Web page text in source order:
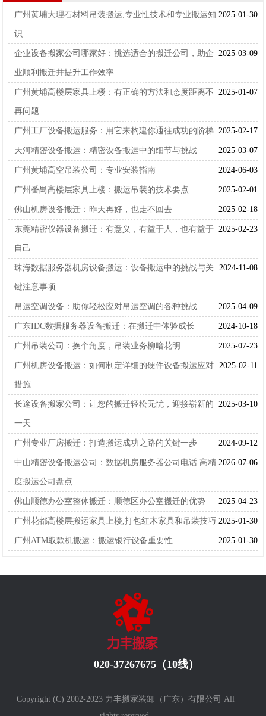
2025-01-30
广州黄埔大理石材料吊装搬运,专业性技术和专业搬运知
识
2025-03-09
企业设备搬家公司哪家好：挑选适合的搬迁公司，助企
业顺利搬迁并提升工作效率
2025-01-07
广州黄埔高楼层家具上楼：有正确的方法和态度距离不
再问题
2025-02-17
广州工厂设备搬运服务：用它来构建你通往成功的阶梯
2025-03-07
天河精密设备搬运：精密设备搬运中的细节与挑战
2024-06-03
广州黄埔高空吊装公司：专业安装指南
2025-02-01
广州番禺高楼层家具上楼：搬运吊装的技术要点
2025-02-18
佛山机房设备搬迁：昨天再好，也走不回去
2025-02-23
东莞精密仪器设备搬迁：有意义，有益于人，也有益于
自己
2024-11-08
珠海数据服务器机房设备搬运：设备搬运中的挑战与关
键注意事项
2025-04-09
吊运空调设备：助你轻松应对吊运空调的各种挑战
2024-10-18
广东IDC数据服务器设备搬迁：在搬迁中体验成长
2025-07-23
广州吊装公司：换个角度，吊装业务柳暗花明
2025-02-11
广州机房设备搬运：如何制定详细的硬件设备搬运应对
措施
2025-03-10
长途设备搬家公司：让您的搬迁轻松无忧，迎接崭新的
一天
2024-09-12
广州专业厂房搬迁：打造搬运成功之路的关键一步
2026-07-06
中山精密设备搬运公司：数据机房服务器公司电话 高精
度搬运公司盘点
2025-04-23
佛山顺德办公室整体搬迁：顺德区办公室搬迁的优势
2025-01-30
广州花都高楼层搬运家具上楼,打包红木家具和吊装技巧
2025-01-30
广州ATM取款机搬运：搬运银行设备重要性
020-37267675（10线）
Copyright (C) 2002-2023 力丰搬家装卸（广东）有限公司 All